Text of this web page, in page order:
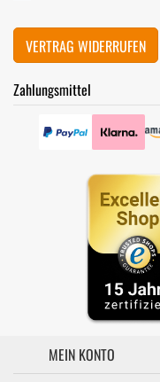
VERTRAG WIDERRUFEN
Zahlungsmittel
MEIN KONTO